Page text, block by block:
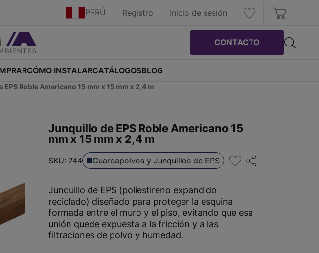
PERÚ Registro Inicio de sesión
CONTACTO
CÓMO INSTALARCATÁLOGOSBLOG
Roble Americano 15 mm x 15 mm x 2,4 m
Junquillo de EPS Roble Americano 15
mm x 15 mm x 2,4 m
SKU: 744 Guardapolvos y Junquillos de EPS
Junquillo de EPS (poliestireno expandido
reciclado) diseñado para proteger la esquina
formada entre el muro y el piso, evitando que esa
unión quede expuesta a la fricción y a las
filtraciones de polvo y humedad.